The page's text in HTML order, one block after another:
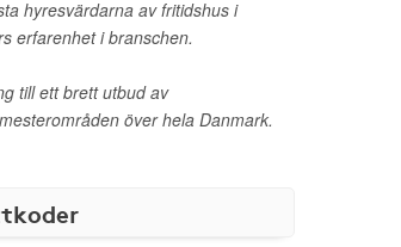
hyresvärdarna av fritidshus i
erfarenhet i branschen.
till ett brett utbud av
över hela Danmark.